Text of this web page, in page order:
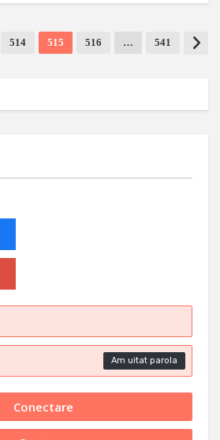
514 515 516 … 541
Am uitat parola